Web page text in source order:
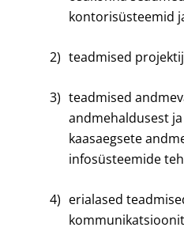
kontorisüsteemid
2) teadmised
3) teadmised
andmehaldusest
kaasaegsete
infosüsteemide
4) erialased